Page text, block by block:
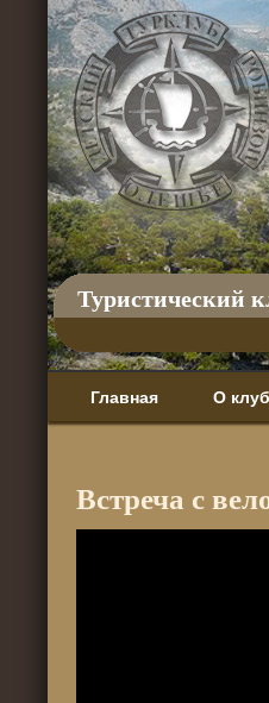
Туристический
Главная О
Встреча с